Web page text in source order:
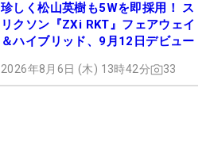
珍しく松山英樹も5Wを即採用！ ス
リクソン『ZXi RKT』フェアウェイ
＆ハイブリッド、9月12日デビュー
2026年8月6日 (木) 13時42分 33